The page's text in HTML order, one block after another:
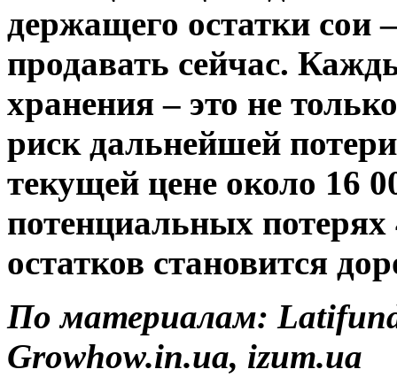
держащего остатки сои
продавать сейчас.
хранения – это не
риск дальнейшей
текущей цене около 16
потенциальных
остатков становится
По материалам:
Growhow.in.ua, izum.ua